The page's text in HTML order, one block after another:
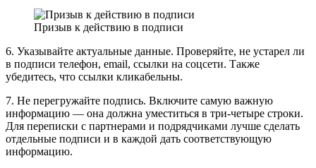
Призыв к действию в подписи
6. Указывайте актуальные данные. Проверяйте, не устарел ли
в подписи телефон, email, ссылки на соцсети. Также
убедитесь, что ссылки кликабельны.
7. Не перегружайте подпись. Включите самую важную
информацию — она должна уместиться в три-четыре строки.
Для переписки с партнерами и подрядчиками лучше сделать
отдельные подписи и в каждой дать соответствующую
информацию.